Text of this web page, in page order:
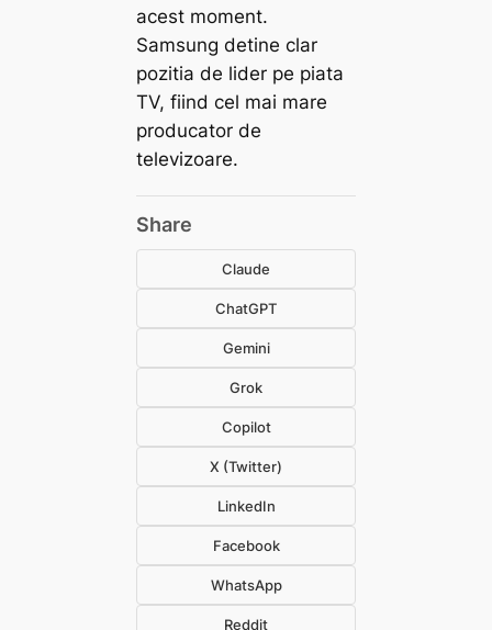
acest moment.
Samsung detine clar
pozitia de lider pe piata
TV, fiind cel mai mare
producator de
televizoare.
Share
Claude
ChatGPT
Gemini
Grok
Copilot
X (Twitter)
LinkedIn
Facebook
WhatsApp
Reddit